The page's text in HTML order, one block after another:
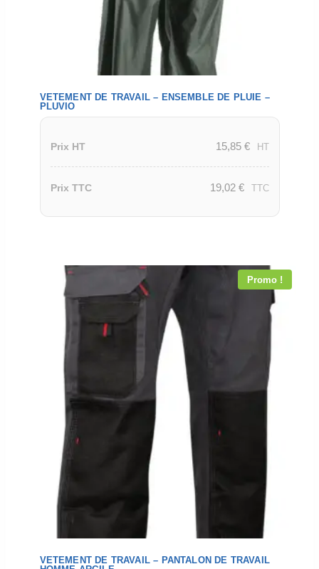
VETEMENT DE TRAVAIL – ENSEMBLE DE PLUIE –
PLUVIO
Prix HT 15,85 € HT
Prix TTC 19,02 € TTC
Promo !
VETEMENT DE TRAVAIL – PANTALON DE TRAVAIL